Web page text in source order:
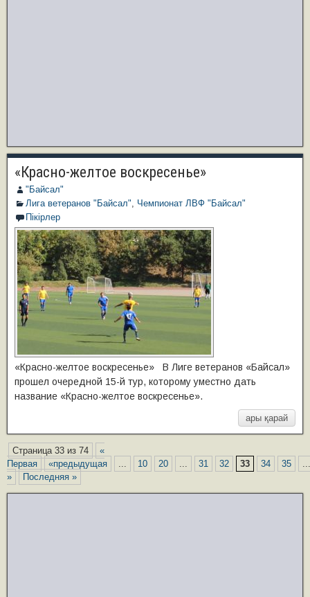
«Красно-желтое воскресенье»
"Байсал"
Лига ветеранов "Байсал", Чемпионат ЛВФ "Байсал"
Пікірлер
«Красно-желтое воскресенье» В Лиге ветеранов «Байсал»
прошел очередной 15-й тур, которому уместно дать
название «Красно-желтое воскресенье».
ары қарай
Страница 33 из 74
«
Первая
«предыдущая ... 10 20 ... 31 32 33 34 35
...
»
Последняя »